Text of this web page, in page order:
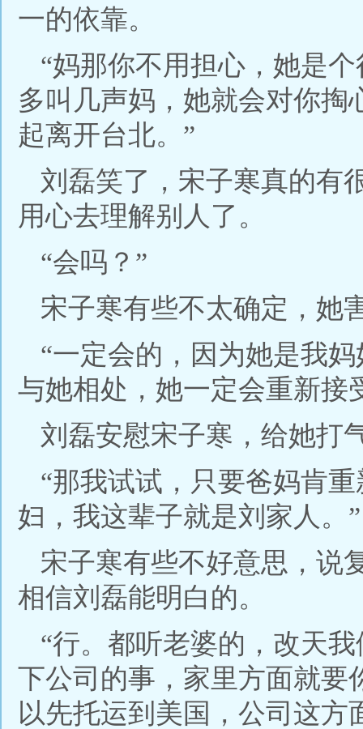
一的依靠。
“妈那你不用担心，她是
多叫几声妈，她就会对你掏
起离开台北。”
刘磊笑了，宋子寒真的有
用心去理解别人了。
“会吗？”
宋子寒有些不太确定，她
“一定会的，因为她是我
与她相处，她一定会重新接
刘磊安慰宋子寒，给她打
“那我试试，只要爸妈肯
妇，我这辈子就是刘家人。”
宋子寒有些不好意思，说
相信刘磊能明白的。
“行。都听老婆的，改天
下公司的事，家里方面就要
以先托运到美国，公司这方